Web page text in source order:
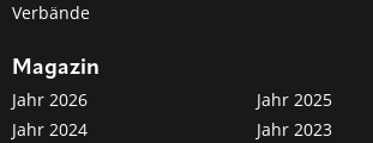
Verbände
Magazin
Jahr 2026
Jahr 2025
Jahr 2024
Jahr 2023